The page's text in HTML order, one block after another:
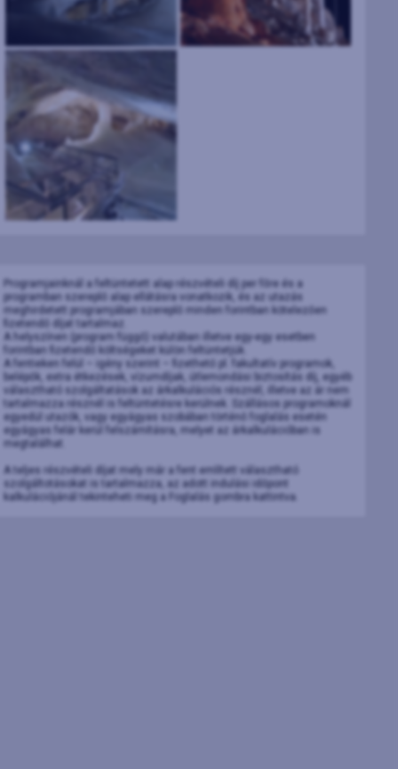
Programjainknál a feltüntetett alap részvételi díj per főre és a
programban szereplő alap ellátásra vonatkozik, és az utazás
meghirdetett programjában szereplő minden forintban kötelezően
fizetendő díjat tartalmaz.
A helyszínen (program függő) valutában illetve egy-egy esetben
forintban fizetendő költségeket külön feltüntetjük.
A fentieken felül – igény szerint – fizethető pl. fakultatív programok,
belépők, extra étkezések, vízumdíjak, útlemondási biztosítás díj, egyéb
választható szolgáltatások az árkalkulációs résznél, illetve az ár nem
tartalmazza résznél is feltüntetésre kerülnek. Szállásos programoknál
egyedül utazók, vagy egyágyas szobában történő foglalás esetén
egyágyas felár kerül felszámításra, melyet az árkalkulációban is
megtalálhat.
A teljes részvételi díjat mely már a fent említett választható
szolgáltotásokat is tartalmazza, az adott indulási időpont
kalkulációjánál tekinteheti meg a Foglalás gombra kattintva.